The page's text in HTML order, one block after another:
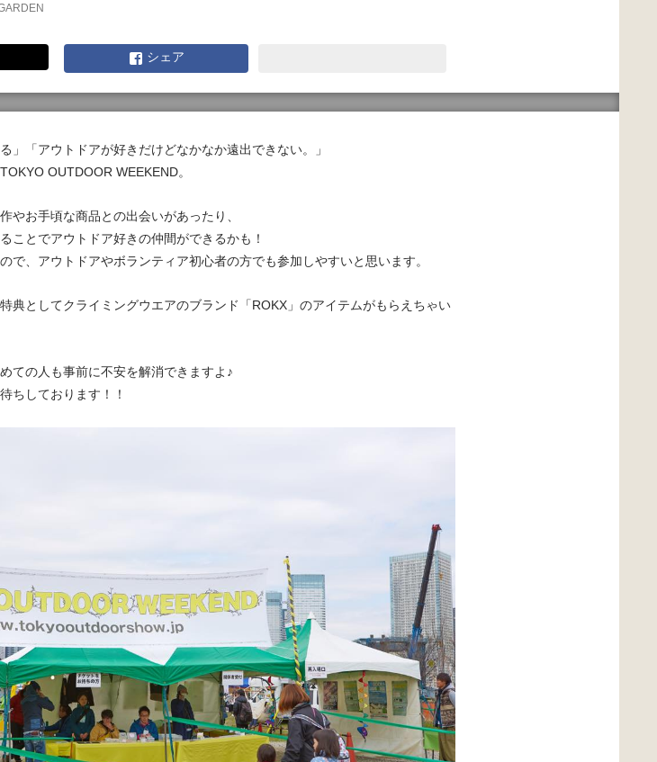
シェア
」「アウトドアが好きだけどなかなか遠出できない。」
OUTDOOR WEEKEND。
やお手頃な商品との出会いがあったり、
ことでアウトドア好きの仲間ができるかも！
で、アウトドアやボランティア初心者の方でも参加しやすいと思います。
典としてクライミングウエアのブランド「ROKX」のアイテムがもらえちゃい
ての人も事前に不安を解消できますよ♪
ちしております！！